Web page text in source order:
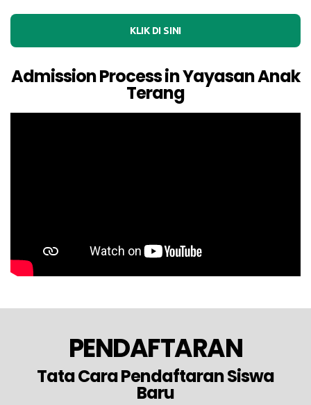
KLIK DI SINI
Admission Process in Yayasan Anak
Terang
PENDAFTARAN
Tata Cara Pendaftaran Siswa
Baru